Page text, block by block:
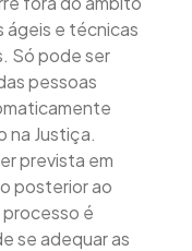
ágeis e técnicas
Só pode ser
pessoas
na Justiça.
prevista em
posterior ao
é
se adequar as